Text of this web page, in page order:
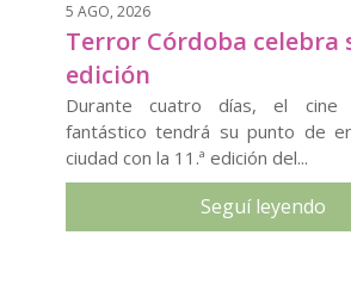
5 AGO, 2026
Terror Córdoba celebra
edición
Durante cuatro días, el
fantástico tendrá su punto de
ciudad con la 11.ª edición del...
Seguí leyendo